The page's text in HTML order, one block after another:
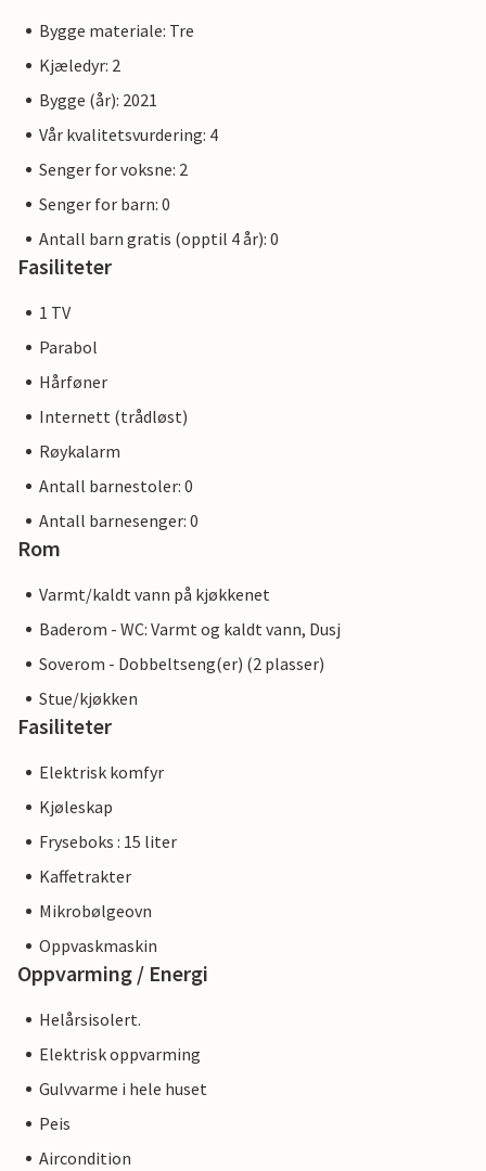
Bygge materiale: Tre
Kjæledyr: 2
Bygge (år): 2021
Vår kvalitetsvurdering: 4
Senger for voksne: 2
Senger for barn: 0
Antall barn gratis (opptil 4 år): 0
Fasiliteter
1 TV
Parabol
Hårføner
Internett (trådløst)
Røykalarm
Antall barnestoler: 0
Antall barnesenger: 0
Rom
Varmt/kaldt vann på kjøkkenet
Baderom - WC: Varmt og kaldt vann, Dusj
Soverom - Dobbeltseng(er) (2 plasser)
Stue/kjøkken
Fasiliteter
Elektrisk komfyr
Kjøleskap
Fryseboks : 15 liter
Kaffetrakter
Mikrobølgeovn
Oppvaskmaskin
Oppvarming / Energi
Helårsisolert.
Elektrisk oppvarming
Gulvvarme i hele huset
Peis
Aircondition